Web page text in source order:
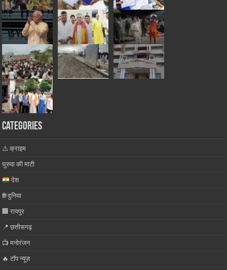
Categories
⚠️ क्राइम
घुरुवा की माटी
देश
🌐 दुनिया
🏢 रायपुर
📍 छत्तीसगढ़
📺 मनोरंजन
🔥 टॉप न्यूज़